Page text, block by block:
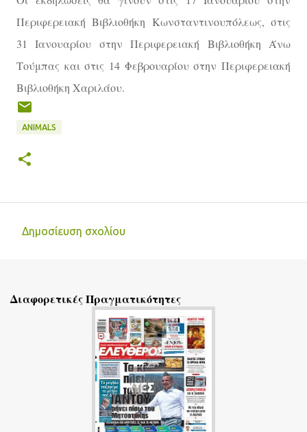
Περιφερειακή Βιβλιοθήκη Κωνσταντινουπόλεως, στις
31 Ιανουαρίου στην Περιφερειακή Βιβλιοθήκη Άνω
Τούμπας και στις 14 Φεβρουαρίου στην Περιφερειακή
Βιβλιοθήκη Χαριλάου.
ANIMALS
λ
Δημοσίευση σχολίου
Διαφορετικές Πραγματικότητες